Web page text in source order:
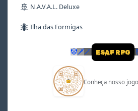
🚢 N.A.V.A.L. Deluxe
🐜 Ilha das Formigas
🤡 🗡🪄 ESAF RPG
Conheça nosso